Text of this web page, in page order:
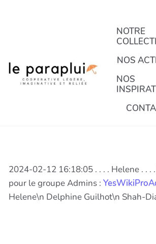
NOTRE
NOS
NOS
2024-02-12 16:18:05 . . . . Helene . . .
pour le groupe Admins :
Helene\n Delphine Guilhot\n Shah-